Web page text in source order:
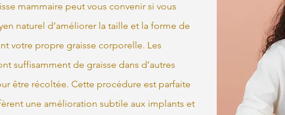
mammaire peut vous convenir si vous
naturel d’améliorer la taille et la forme de
votre propre graisse corporelle. Les
suffisamment de graisse dans d’autres
être récoltée. Cette procédure est parfaite
une amélioration subtile aux implants et